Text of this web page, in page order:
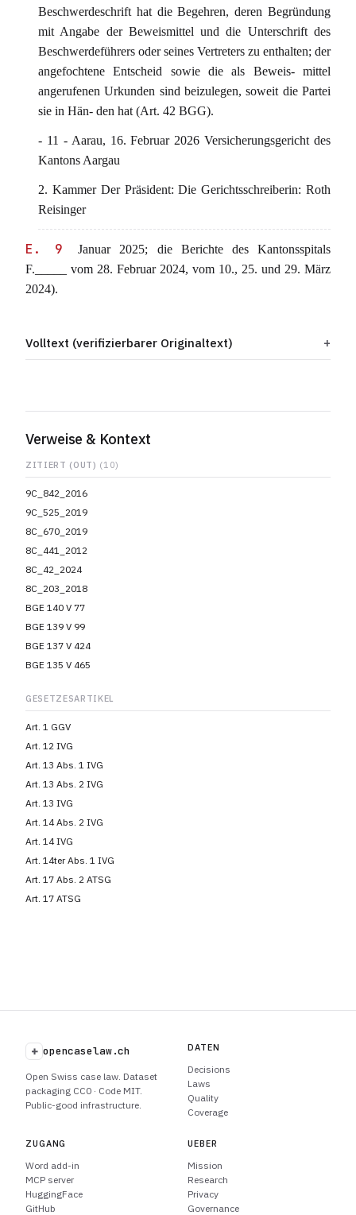
Beschwerdeschrift hat die Begehren, deren Begründung
mit Angabe der Beweismittel und die Unterschrift des
Beschwerdeführers oder seines Vertreters zu enthalten; der
angefochtene Entscheid sowie die als Beweis- mittel
angerufenen Urkunden sind beizulegen, soweit die Partei
sie in Hän- den hat (Art. 42 BGG).
- 11 - Aarau, 16. Februar 2026 Versicherungsgericht des
Kantons Aargau
2. Kammer Der Präsident: Die Gerichtsschreiberin: Roth
Reisinger
E. 9
Januar 2025; die Berichte des Kantonsspitals
F._____ vom 28. Februar 2024, vom 10., 25. und 29. März
2024).
Volltext (verifizierbarer Originaltext)
Verweise & Kontext
ZITIERT (OUT) (10)
9C_842_2016
9C_525_2019
8C_670_2019
8C_441_2012
8C_42_2024
8C_203_2018
BGE 140 V 77
BGE 139 V 99
BGE 137 V 424
BGE 135 V 465
GESETZESARTIKEL
Art. 1 GGV
Art. 12 IVG
Art. 13 Abs. 1 IVG
Art. 13 Abs. 2 IVG
Art. 13 IVG
Art. 14 Abs. 2 IVG
Art. 14 IVG
Art. 14ter Abs. 1 IVG
Art. 17 Abs. 2 ATSG
Art. 17 ATSG
+ opencaselaw.ch
Open Swiss case law. Dataset
packaging CC0 · Code MIT.
Public-good infrastructure.
DATEN
Decisions
Laws
Quality
Coverage
ZUGANG
Word add-in
MCP server
HuggingFace
GitHub
UEBER
Mission
Research
Privacy
Governance